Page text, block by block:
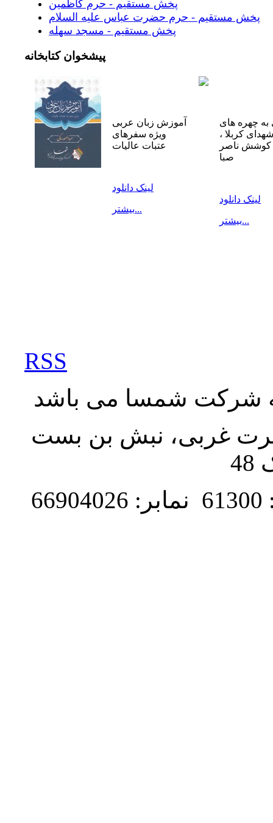
پخش مستقیم - حرم کاظمین
پخش مستقیم - حرم حضرت عباس علیه السلام
پخش مستقیم - مسجد سهله
پیشخوانکتابخانه
آموزش زبان عربی
ویژه سفرهای
عتبات عالیات
لینک دانلود
بیشتر...
چهره های
کربلا ،
کوشش ناصر
صبا
لینک دانلود
بیشتر...
RSS
شرکت شمسا می باشد
غربی، نبش بن بست